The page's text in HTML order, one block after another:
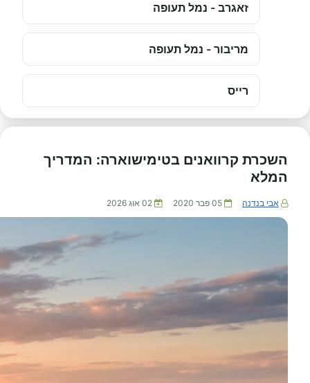
זאגרב - נמל תעופה
מריבור - נמל תעופה
רייס
השכרת קרוואנים בטימישוארה: המדריך
המלא
אבי בנדנה 05 פבר 2020 02 אוג 2026